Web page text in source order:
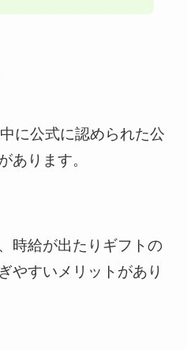
に公式に認められた公
あります。
時給が出たりギフトの
やすいメリットがあり